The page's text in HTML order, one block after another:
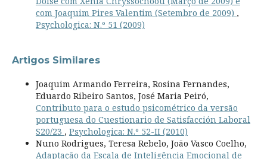
com Joaquim Pires Valentim (Setembro de 2009) ,
Psychologica: N.º 51 (2009)
Artigos Similares
Joaquim Armando Ferreira, Rosina Fernandes,
Eduardo Ribeiro Santos, José Maria Peiró,
Contributo para o estudo psicométrico da versão
portuguesa do Cuestionario de Satisfacción Laboral
S20/23 , Psychologica: N.º 52-II (2010)
Nuno Rodrigues, Teresa Rebelo, João Vasco Coelho,
Adaptação da Escala de Inteligência Emocional de